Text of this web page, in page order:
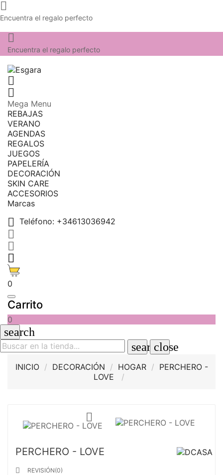

Encuentra el regalo perfecto

Encuentra el regalo perfecto


Mega Menu
REBAJAS
VERANO
AGENDAS
REGALOS
JUEGOS
PAPELERÍA
DECORACIÓN
SKIN CARE
ACCESORIOS
Marcas
 Teléfono: +34613036942



0
Carrito
0
search
searchclose
INICIO DECORACIÓN HOGAR
PERCHERO -
LOVE

PERCHERO - LOVE

REVISIÓN(0)